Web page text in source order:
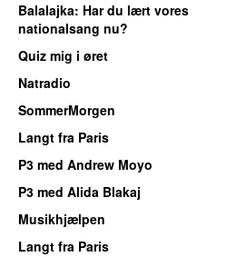
Balalajka: Har du lært vores
nationalsang nu?
Quiz mig i øret
Natradio
SommerMorgen
Langt fra Paris
P3 med Andrew Moyo
P3 med Alida Blakaj
Musikhjælpen
Langt fra Paris